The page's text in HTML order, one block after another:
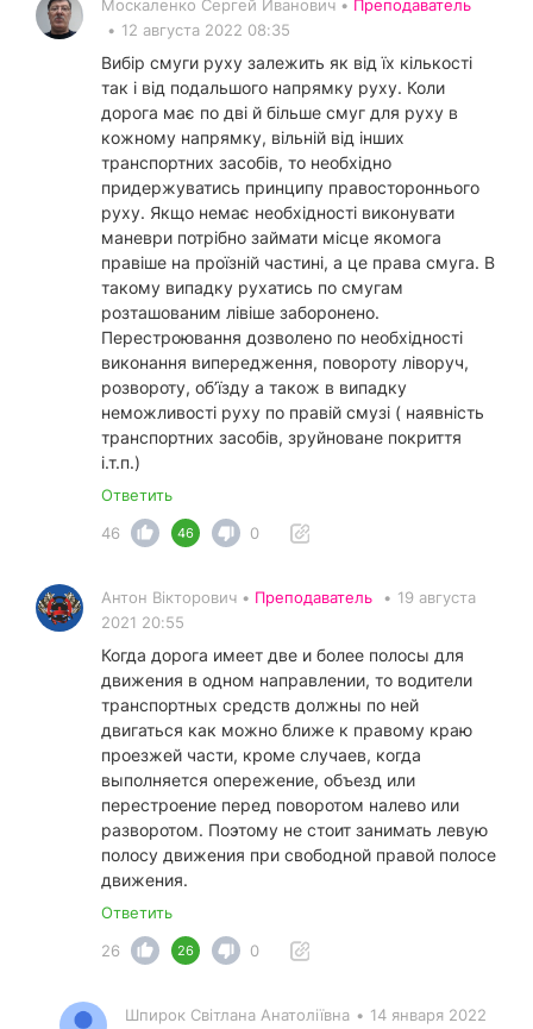
Москаленко Сергей Иванович • Преподаватель
• 12 августа 2022 08:35
Вибір смуги руху залежить як від їх кількості
так і від подальшого напрямку руху. Коли
дорога має по дві й більше смуг для руху в
кожному напрямку, вільній від інших
транспортних засобів, то необхідно
придержуватись принципу правостороннього
руху. Якщо немає необхідності виконувати
маневри потрібно займати місце якомога
правіше на проїзній частині, а це права смуга. В
такому випадку рухатись по смугам
розташованим лівіше заборонено.
Перестроювання дозволено по необхідності
виконання випередження, повороту ліворуч,
розвороту, об’їзду а також в випадку
неможливості руху по правій смузі ( наявність
транспортних засобів, зруйноване покриття
і.т.п.)
Ответить
46
46 0
Антон Вікторович • Преподаватель • 19 августа
2021 20:55
Когда дорога имеет две и более полосы для
движения в одном направлении, то водители
транспортных средств должны по ней
двигаться как можно ближе к правому краю
проезжей части, кроме случаев, когда
выполняется опережение, объезд или
перестроение перед поворотом налево или
разворотом. Поэтому не стоит занимать левую
полосу движения при свободной правой полосе
движения.
Ответить
26
26 0
Шпирок Світлана Анатоліївна • 14 января 2022